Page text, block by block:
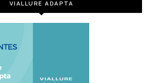
VIALLURE ADAPTA